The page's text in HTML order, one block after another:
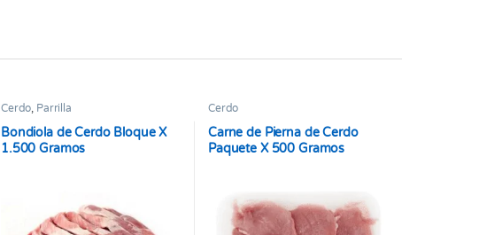
Cerdo, Parrilla
Bondiola de Cerdo Bloque X
1.500 Gramos
Cerdo
Carne de Pierna de Cerdo
Paquete X 500 Gramos